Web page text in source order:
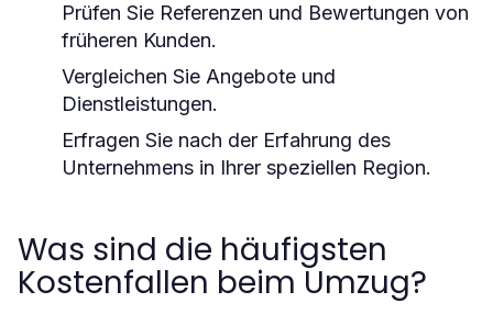
Prüfen Sie Referenzen und Bewertungen von
früheren Kunden.
Vergleichen Sie Angebote und
Dienstleistungen.
Erfragen Sie nach der Erfahrung des
Unternehmens in Ihrer speziellen Region.
Was sind die häufigsten
Kostenfallen beim Umzug?